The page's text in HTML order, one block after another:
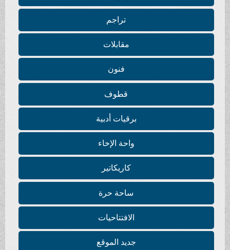
تراجم
مقابلات
فنون
قطوف
برقيات أدبية
واحة الإخاء
كاريكاتير
ساحة حرة
الافتتاحيات
جديد الموقع